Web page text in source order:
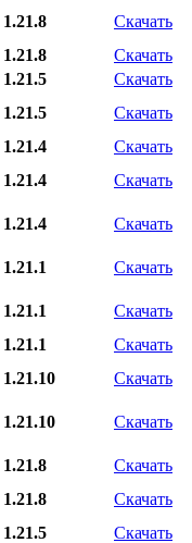
1.21.8
Скачать
1.21.8
Скачать
1.21.5
Скачать
1.21.5
Скачать
1.21.4
Скачать
1.21.4
Скачать
1.21.4
Скачать
1.21.1
Скачать
1.21.1
Скачать
1.21.1
Скачать
1.21.10
Скачать
1.21.10
Скачать
1.21.8
Скачать
1.21.8
Скачать
1.21.5 Скачать